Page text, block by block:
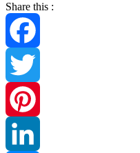
Share this :
Facebook
Twitter
Pinterest